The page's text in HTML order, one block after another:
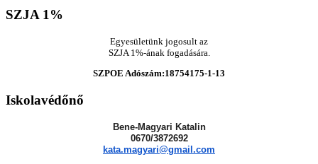
SZJA1%
Egyesületünk jogosult az
SZJA 1%-ának fogadására.
SZPOE Adószám:18754175-1-13
Iskolavédőnő
Bene-Magyari Katalin
0670/3872692
kata.magyari@gmail.com